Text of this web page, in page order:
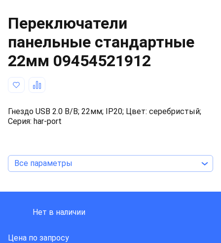
Переключатели
панельные стандартные
22мм 09454521912
Гнездо USB 2.0 B/B; 22мм; IP20; Цвет: серебристый;
Серия: har-port
Все параметры
Нет в наличии
Цена по запросу